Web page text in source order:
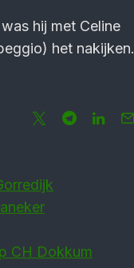
hij met Celine
het nakijken.
CH Dokkum